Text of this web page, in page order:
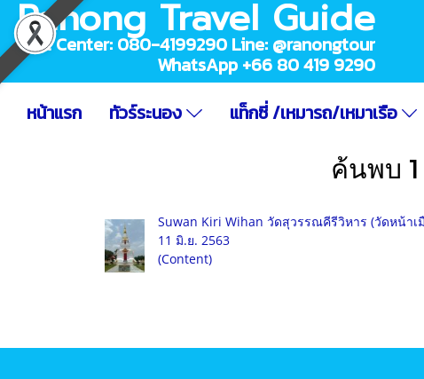
Ranong Travel Guide
Call Center: 080-4199290 Line: @ranongtour
WhatsApp +66 80 419 9290
หน้าแรก
ทัวร์ระนอง แท็กซี่ /เหมารถ/เหมาเรือ
ค้นพบ
Suwan Kiri Wihan วัดสุวรรณคีรีวิหาร (วัดหน้าเ
11 มิ.ย. 2563
(Content)